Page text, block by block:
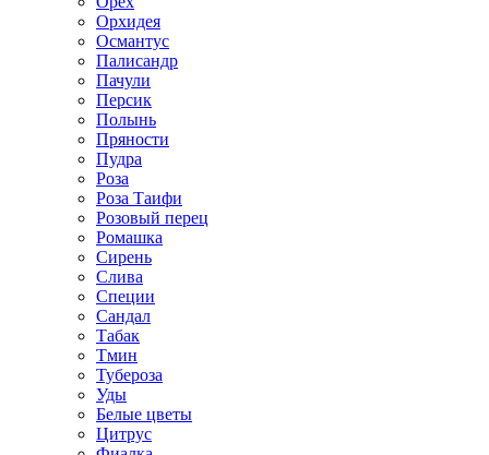
Орхидея
Османтус
Палисандр
Пачули
Персик
Полынь
Пряности
Пудра
Роза
Роза Таифи
Розовый перец
Ромашка
Сирень
Слива
Специи
Сандал
Табак
Тмин
Тубероза
Уды
Белые цветы
Цитрус